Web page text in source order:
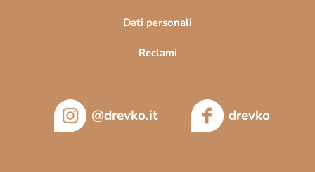
Dati personali
Reclami
@drevko.it drevko